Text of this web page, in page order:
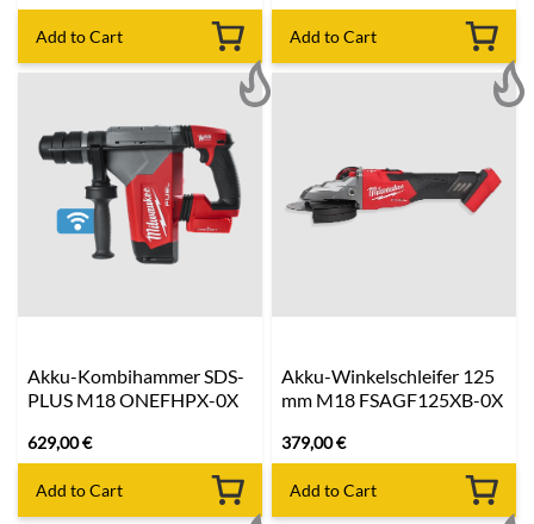
Add to Cart Add to Cart
Akku-Kombihammer SDS-
PLUS M18 ONEFHPX-0X
629,00€
Add to Cart
Akku-Winkelschleifer 125
mm M18 FSAGF125XB-0X
379,00€
Add to Cart